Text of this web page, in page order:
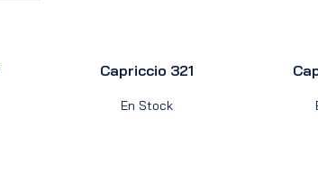
Capriccio 321
En Stock